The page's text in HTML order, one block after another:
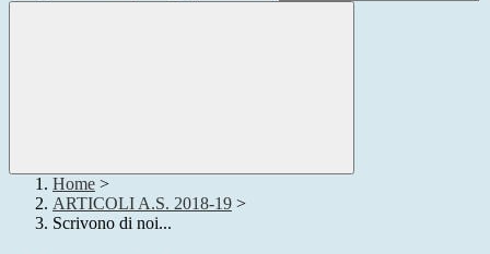
Home >
ARTICOLI A.S. 2018-19 >
Scrivono di noi...